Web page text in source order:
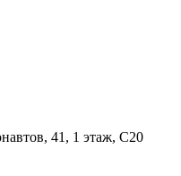
41, 1 этаж, С20